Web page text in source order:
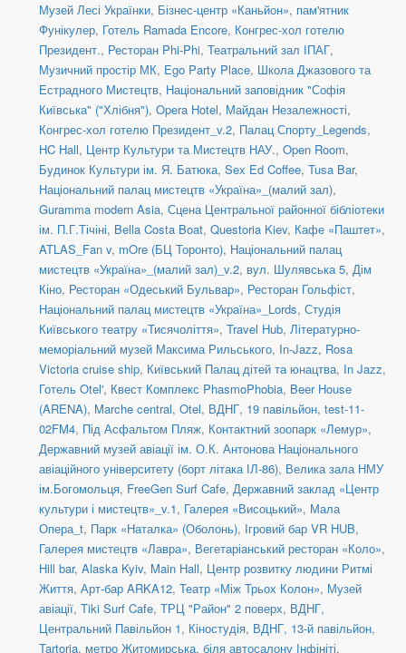
Музей Лесі Українки, Бізнес-центр «Каньйон», пам'ятник
Фунікулер, Готель Ramada Encore, Конгрес-хол готелю
Президент., Ресторан Phi-Phi, Театральний зал ІПАГ,
Музичний простір МК, Ego Party Place, Школа Джазового та
Естрадного Мистецтв, Національний заповідник "Софія
Київська" ("Хлібня"), Opera Hotel, Майдан Незалежності,
Конгрес-хол готелю Президент_v.2, Палац Спорту_Legends,
HC Hall, Центр Культури та Мистецтв НАУ., Open Room,
Будинок Культури ім. Я. Батюка, Sex Ed Coffee, Tusa Bar,
Національний палац мистецтв «Україна»_(малий зал),
Guramma modern Asia, Сцена Центральної районної бібліотеки
ім. П.Г.Тічіні, Bella Costa Boat, Questoria Kiev, Кафе «Паштет»,
ATLAS_Fan v, mOre (БЦ Торонто), Національний палац
мистецтв «Україна»_(малий зал)_v.2, вул. Шулявська 5, Дім
Кіно, Ресторан «Одеський Бульвар», Ресторан Гольфіст,
Національний палац мистецтв «Україна»_Lords, Студія
Київського театру «Тисячоліття», Travel Hub, Літературно-
меморіальний музей Максима Рильського, In-Jazz, Rosa
Victoria cruise ship, Київський Палац дітей та юнацтва, In Jazz,
Готель Otel', Квест Комплекс PhasmoPhobia, Beer House
(ARENA), Marche central, Otel, ВДНГ, 19 павільйон, test-11-
02FM4, Під Асфальтом Пляж, Контактний зоопарк «Лемур»,
Державний музей авіації ім. О.К. Антонова Національного
авіаційного університету (борт літака ІЛ-86), Велика зала НМУ
ім.Богомольця, FreeGen Surf Cafe, Державний заклад «Центр
культури і мистецтв»_v.1, Галерея «Висоцький», Мала
Опера_t, Парк «Наталка» (Оболонь), Ігровий бар VR HUB,
Галерея мистецтв «Лавра», Вегетаріанський ресторан «Коло»,
Hill bar, Alaska Kyiv, Main Hall, Центр розвитку людини Ритмі
Життя, Арт-бар ARKA12, Театр «Між Трьох Колон», Музей
авіації, Tiki Surf Cafe, ТРЦ "Район" 2 поверх, ВДНГ,
Центральний Павільйон 1, Кіностудія, ВДНГ, 13-й павільйон,
Tartoria, метро Житомирська, біля автосалону Інфініті,